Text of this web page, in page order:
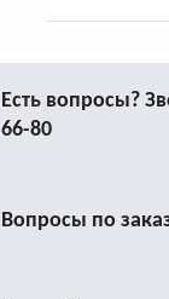
Есть вопросы?
66-80
Вопросы по